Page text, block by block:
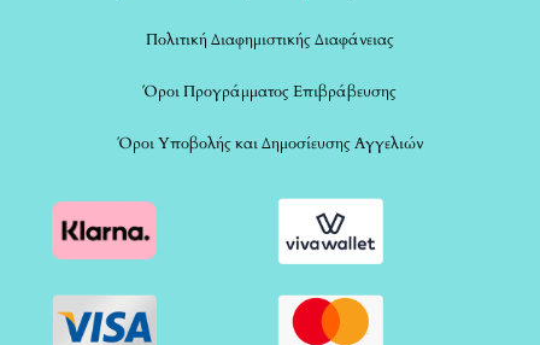
Πολιτική Διαφημιστικής Διαφάνειας
Όροι Προγράμματος Επιβράβευσης
Όροι Υποβολής και Δημοσίευσης Αγγελιών